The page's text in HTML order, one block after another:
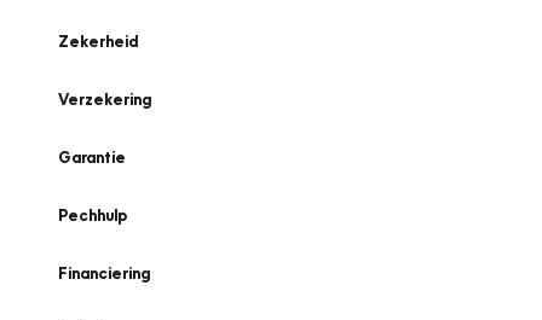
Zekerheid
Verzekering
Garantie
Pechhulp
Financiering